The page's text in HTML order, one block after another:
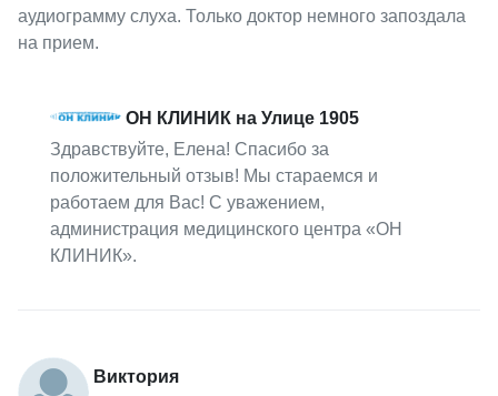
аудиограмму слуха. Только доктор немного запоздала
на прием.
ОН КЛИНИК на Улице 1905
Здравствуйте, Елена! Спасибо за
положительный отзыв! Мы стараемся и
работаем для Вас! С уважением,
администрация медицинского центра «ОН
КЛИНИК».
Виктория